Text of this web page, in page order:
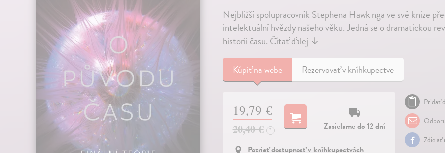
Nejbližší spolupracovník Stephena Hawkinga ve své knize
intelektuální hvězdy našeho věku. Jedná se o dramatickou
historii času.Čítať ďalej↓
Kúpiťna webe Rezervovať v kníhkupectve
19,79 €
20,40 € ?
Zasielame do 12 dní
Pozrieť dostupnosť v kníhkupectvách
Pridať
Zdielať